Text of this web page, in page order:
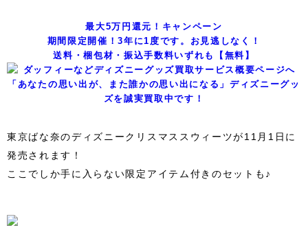
最大5万円還元！キャンペーン
期間限定開催！3年に1度です。お見逃しなく！
送料・梱包材・振込手数料いずれも【無料】
「あなたの思い出が、また誰かの思い出になる」ディズニーグッ
ズを誠実買取中です！
東京ばな奈のディズニークリスマススウィーツが11月1日に
発売されます！
ここでしか手に入らない限定アイテム付きのセットも♪